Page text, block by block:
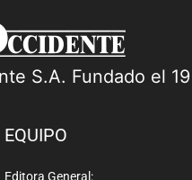
S.A. Fundado el
EQUIPO
Editora General: